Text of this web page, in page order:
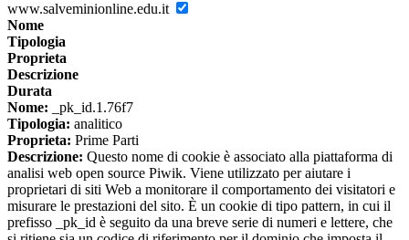
www.salveminionline.edu.it
Nome
Tipologia
Proprieta
Descrizione
Durata
Nome: _pk_id.1.76f7
Tipologia: analitico
Proprieta: Prime Parti
Descrizione: Questo nome di cookie è associato alla piattaforma di
analisi web open source Piwik. Viene utilizzato per aiutare i
proprietari di siti Web a monitorare il comportamento dei visitatori e
misurare le prestazioni del sito. È un cookie di tipo pattern, in cui il
prefisso _pk_id è seguito da una breve serie di numeri e lettere, che